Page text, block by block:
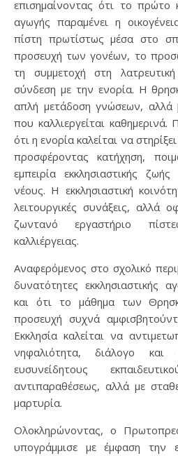
επισημαίνοντας ότι το πρώτο
αγωγής παραμένει η
πίστη πρωτίστως μέσα στο
προσευχή των γονέων, το
τη συμμετοχή στη
σύνδεση με την ενορία. Η
απλή μετάδοση γνώσεων, αλλά
που καλλιεργείται
ότι η ενορία καλείται να
προσφέροντας κατήχηση,
εμπειρία εκκλησιαστικής
νέους. Η εκκλησιαστική
λειτουργικές συνάξεις, αλλά
ζωντανό εργαστήριο
καλλιέργειας.
Αναφερόμενος στο σχολικό
δυνατότητες εκκλησιαστικής
και ότι το μάθημα των
προσευχή συχνά
Εκκλησία καλείται να
νηφαλιότητα, διάλογο
ευσυνείδητους
αντιπαραθέσεως, αλλά με
μαρτυρία.
Ολοκληρώνοντας, ο
υπογράμμισε με έμφαση την